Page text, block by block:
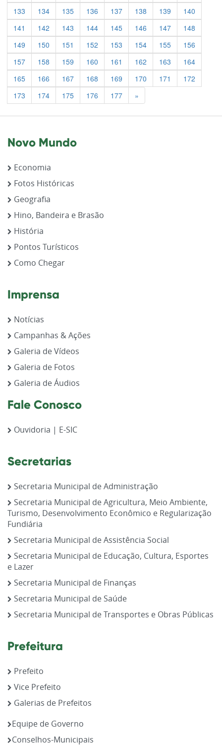
133
134 135 136 137 138 139
140
141
142 143 144 145 146 147
148
149
150 151 152 153 154 155
156
157
158 159 160 161 162 163
164
165
166 167 168 169 170 171
172
173
174 175 176 177 »
Novo Mundo
Economia
Fotos Históricas
Geografia
Hino, Bandeira e Brasão
História
Pontos Turísticos
Como Chegar
Imprensa
Notícias
Campanhas & Ações
Galeria de Vídeos
Galeria de Fotos
Galeria de Áudios
Fale Conosco
Ouvidoria | E-SIC
Secretarias
Secretaria Municipal de Administração
Secretaria Municipal de Agricultura, Meio Ambiente,
Turismo, Desenvolvimento Econômico e Regularização
Fundiária
Secretaria Municipal de Assistência Social
Secretaria Municipal de Educação, Cultura, Esportes
e Lazer
Secretaria Municipal de Finanças
Secretaria Municipal de Saúde
Secretaria Municipal de Transportes e Obras Públicas
Prefeitura
Prefeito
Vice Prefeito
Galerias de Prefeitos
Equipe de Governo
Conselhos-Municipais